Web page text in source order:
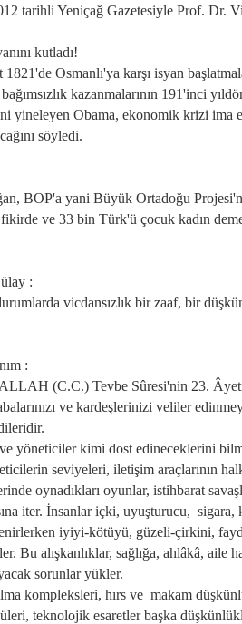
tarihli Yeniçağ Gazetesiyle Prof. Dr.
kutladı!
1821'de Osmanlı'ya karşı isyan
kazanmalarının 191'inci
yineleyen Obama, ekonomik krizi ima
söyledi.
BOP'a yani Büyük Ortadoğu
ve 33 bin Türk'ü çocuk kadın
:
vicdansızlık bir zaaf, bir
:
ALLAH (C.C.) Tevbe Sûresi'nin 23.
ve kardeşlerinizi veliler
yöneticiler kimi dost edineceklerini
seviyeleri, iletişim araçlarının
oynadıkları oyunlar, istihbarat
iter. İnsanlar içki, uyuşturucu, sigara,
iyiyi-kötüyü, güzeli-çirkini,
Bu alışkanlıklar, sağlığa, ahlâkâ, aile
sorunlar yükler.
kompleksleri, hırs ve makam
teknolojik esaretler başka